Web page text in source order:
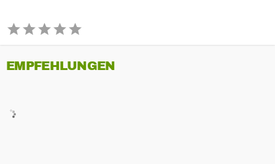
EMPFEHLUNGEN